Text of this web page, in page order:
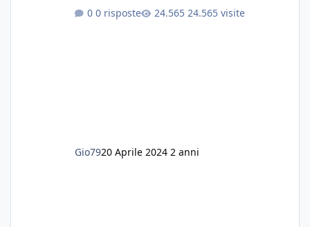
E' stata una bella scuola per quanto riguarda
0 risposte 24.565 visite
Gio7920 Aprile 2024 2 anni